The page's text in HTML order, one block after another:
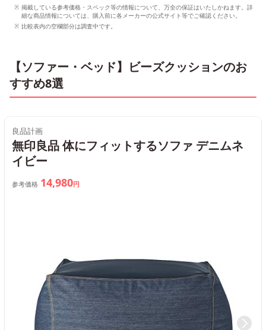
掲載している参考価格・スペック等の情報について、万全の保証はいたしかねます。詳
細な商品情報については、購入前に各メーカーの公式サイト等でご確認ください。
比較表内の空欄部分は調査中です。
【ソファー・ベッド】ビーズクッションのお
すすめ8選
良品計画
無印良品 体にフィットするソファ デニムネ
イビー
参考価格 14,980円